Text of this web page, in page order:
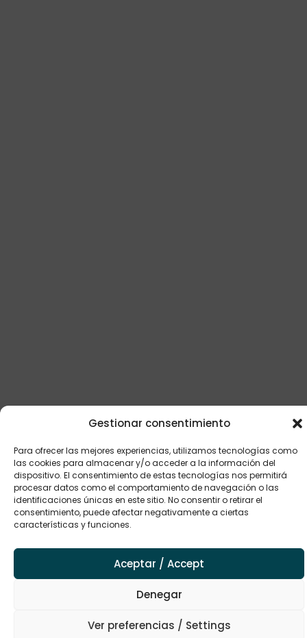
Gestionar consentimiento
Para ofrecer las mejores experiencias, utilizamos tecnologías como
las cookies para almacenar y/o acceder a la información del
dispositivo. El consentimiento de estas tecnologías nos permitirá
procesar datos como el comportamiento de navegación o las
identificaciones únicas en este sitio. No consentir o retirar el
consentimiento, puede afectar negativamente a ciertas
características y funciones.
Aceptar / Accept
Denegar
Ver preferencias / Settings